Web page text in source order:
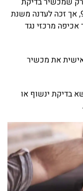
ינשוף נכנס לשימוש כבר בסוף שנות ה-90, אך זכה לעדנה משנת
את מכשיר
בדיקת ינשוף או
.